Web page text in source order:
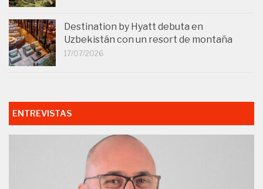
Destination by Hyatt debuta en
Uzbekistán con un resort de montaña
17/07/2026
ENTREVISTAS